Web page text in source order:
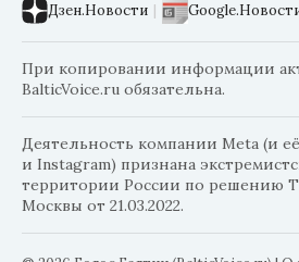
Дзен.Новости |
При копировании информации
BalticVoice.ru обязательна.
Деятельность компании Meta (и
и Instagram) признана
территории России по решению
Москвы от 21.03.2022.